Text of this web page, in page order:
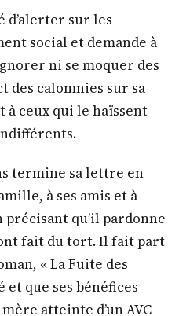
d’alerter sur les
social et demande à
ni se moquer des
des calomnies sur sa
à ceux qui le haïssent
termine sa lettre en
à ses amis et à
qu’il pardonne
fait du tort. Il fait part
« La Fuite des
que ses bénéfices
atteinte d’un AVC